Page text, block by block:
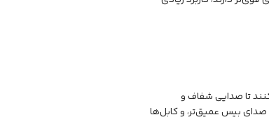
تا صدایی شفاف و
صدای بیس عمیق‌تر، و کابل‌ها